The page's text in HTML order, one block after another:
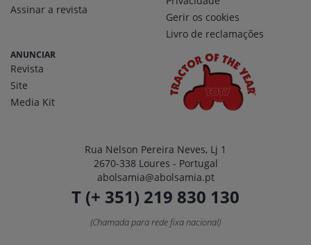
Assinar a revista
Gerir os cookies
Livro de reclamações
ANUNCIAR
Revista
Site
Media Kit
Rua Nelson Pereira Neves, Lj 1
2670-338 Loures - Portugal
abolsamia@abolsamia.pt
T (+ 351) 219 830 130
(Chamada para rede fixa nacional)